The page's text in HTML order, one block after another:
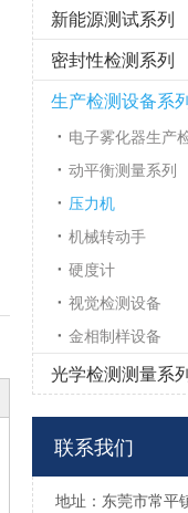
新能源测试系列
密封性检测系列
生产检测设备系
电子雾化器生产
动平衡测量系列
压力机
机械转动手
硬度计
视觉检测设备
金相制样设备
光学检测测量系
联系我们
地址：东莞市常平